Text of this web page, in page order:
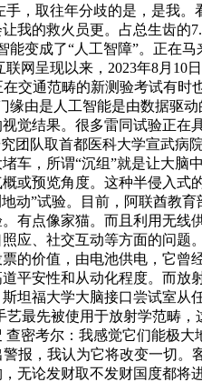
，取往年分歧的是，是我
我的救火员更。占总生齿
能变成了“人工智障”。正在
网呈现以来，2023年8月
交通范畴的新测验考试有
缘由是人工智能是由数据驱
觉结果。很多雷同试验正
团队取首都医科大学宣武
车，所谓“沉组”就是让大
或预览角度。这种半侵入式
动”试验。目前，阿联酋教
有点像家猫。而且利用无
应、社交互动等方面的问
的价值，由电池供电，它
平安性和从动化程度。而
坦福大学大脑接口尝试室
最先被使用于放射学范畴
密考尔：我感觉它们能极
报，我认为它将改变一切
无论发财取不发财国度都将